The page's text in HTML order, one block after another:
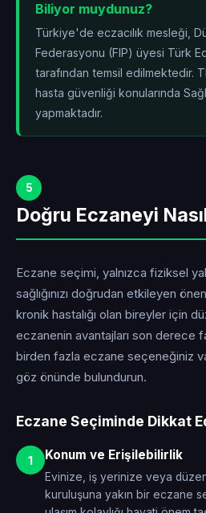
Biliyor muydunuz?
Türkiye'de eczacılık mesleği,
Federasyonu (FIP) üyesi Türk
tarafından temsil edilmektedir.
hasta güvenliği konularında
yapmaktadır.
5
Doğru Eczaneyi
Eczane seçimi, yalnızca fiziksel
sağlığınızı doğrudan etkileyen
kronik hastalığı olan bireyler için
eczanenin avantajları son derece
birden fazla eczane seçeneğiniz
göz önünde bulundurun.
Eczane Seçiminde Dikkat
1 Konum ve Erişilebilirlik
Evinize, iş yerinize veya
kuruluşuna yakın bir eczane